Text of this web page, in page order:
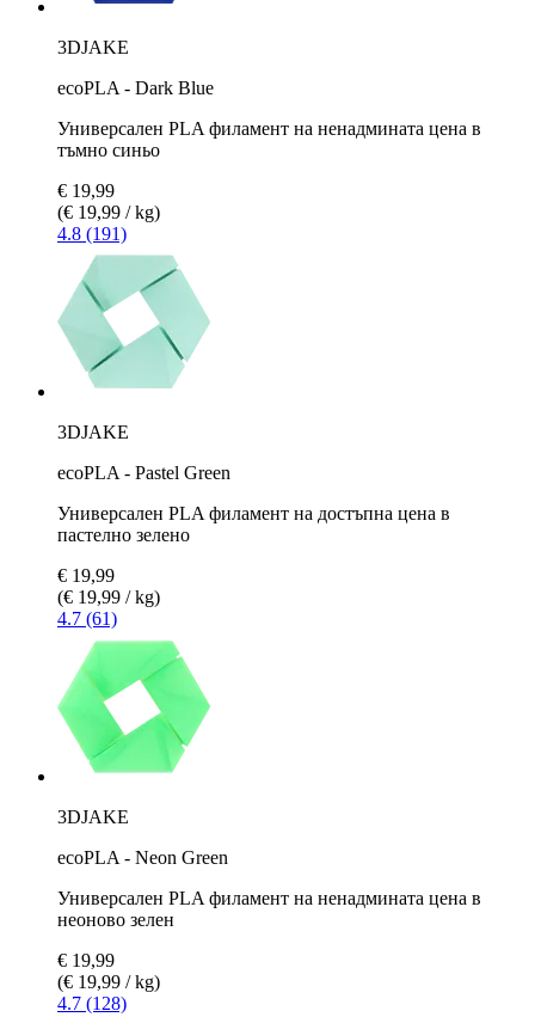
3DJAKE
ecoPLA - Dark Blue
Универсален PLA филамент на ненадмината цена в
тъмно синьо
€ 19,99
(€ 19,99 / kg)
4.8 (191)
3DJAKE
ecoPLA - Pastel Green
Универсален PLA филамент на достъпна цена в
пастелно зелено
€ 19,99
(€ 19,99 / kg)
4.7 (61)
3DJAKE
ecoPLA - Neon Green
Универсален PLA филамент на ненадмината цена в
неоново зелен
€ 19,99
(€ 19,99 / kg)
4.7 (128)